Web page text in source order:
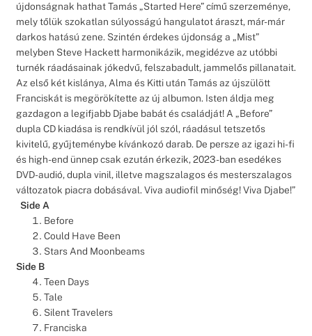
újdonságnak hathat Tamás „Started Here” című szerzeménye,
mely tőlük szokatlan súlyosságú hangulatot áraszt, már-már
darkos hatású zene. Szintén érdekes újdonság a „Mist”
melyben Steve Hackett harmonikázik, megidézve az utóbbi
turnék ráadásainak jókedvű, felszabadult, jammelős pillanatait.
Az első két kislánya, Alma és Kitti után Tamás az újszülött
Franciskát is megörökítette az új albumon. Isten áldja meg
gazdagon a legifjabb Djabe babát és családját! A „Before”
dupla CD kiadása is rendkívül jól szól, ráadásul tetszetős
kivitelű, gyűjteménybe kívánkozó darab. De persze az igazi hi-fi
és high-end ünnep csak ezután érkezik, 2023-ban esedékes
DVD-audió, dupla vinil, illetve magszalagos és mesterszalagos
változatok piacra dobásával. Viva audiofil minőség! Viva Djabe!”
Side A
Before
Could Have Been
Stars And Moonbeams
Side B
Teen Days
Tale
Silent Travelers
Franciska